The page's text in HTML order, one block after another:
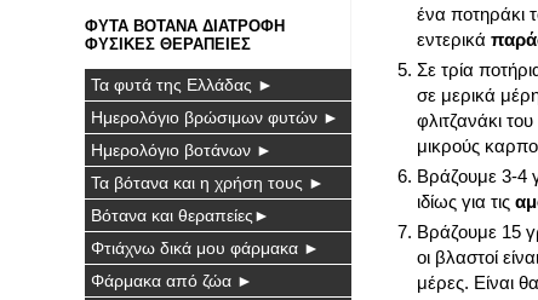
ένα ποτηράκι
εντερικά
Σε τρία
σε μερικά
φλιτζανάκι
μικρούς
Βράζουμε 3-4
ιδίως για τις
Βράζουμε 15
οι βλαστοί
μέρες. Είναι
ΦΥΤΑ ΒΟΤΑΝΑ ΔΙΑΤΡΟΦΗ
ΦΥΣΙΚΕΣ ΘΕΡΑΠΕΙΕΣ
Τα φυτά της Ελλάδας ►
Ημερολόγιο βρώσιμων φυτών ►
Ημερολόγιο βοτάνων ►
Τα βότανα και η χρήση τους ►
Βότανα και θεραπείες►
Φτιάχνω δικά μου φάρμακα ►
Φάρμακα από ζώα ►